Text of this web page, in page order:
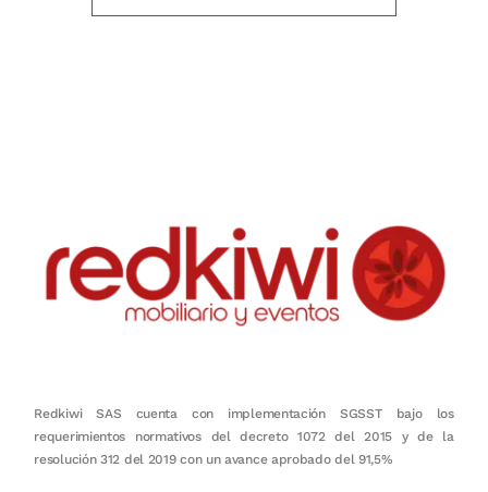
Redkiwi SAS cuenta con implementación SGSST bajo los
requerimientos normativos del decreto 1072 del 2015 y de la
resolución 312 del 2019 con un avance aprobado del 91,5%